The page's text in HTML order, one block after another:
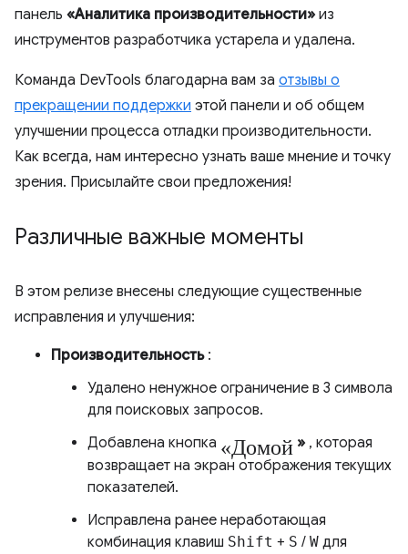
панель «Аналитика производительности» из
инструментов разработчика устарела и удалена.
Команда DevTools благодарна вам за отзывы о
прекращении поддержки этой панели и об общем
улучшении процесса отладки производительности.
Как всегда, нам интересно узнать ваше мнение и точку
зрения. Присылайте свои предложения!
Различные важные моменты
В этом релизе внесены следующие существенные
исправления и улучшения:
Производительность:
Удалено ненужное ограничение в 3 символа
для поисковых запросов.
Добавлена ​​кнопка «Домой » , которая
возвращает на экран отображения текущих
показателей.
Исправлена ​​ранее неработающая
комбинация клавиш Shift + S / W для